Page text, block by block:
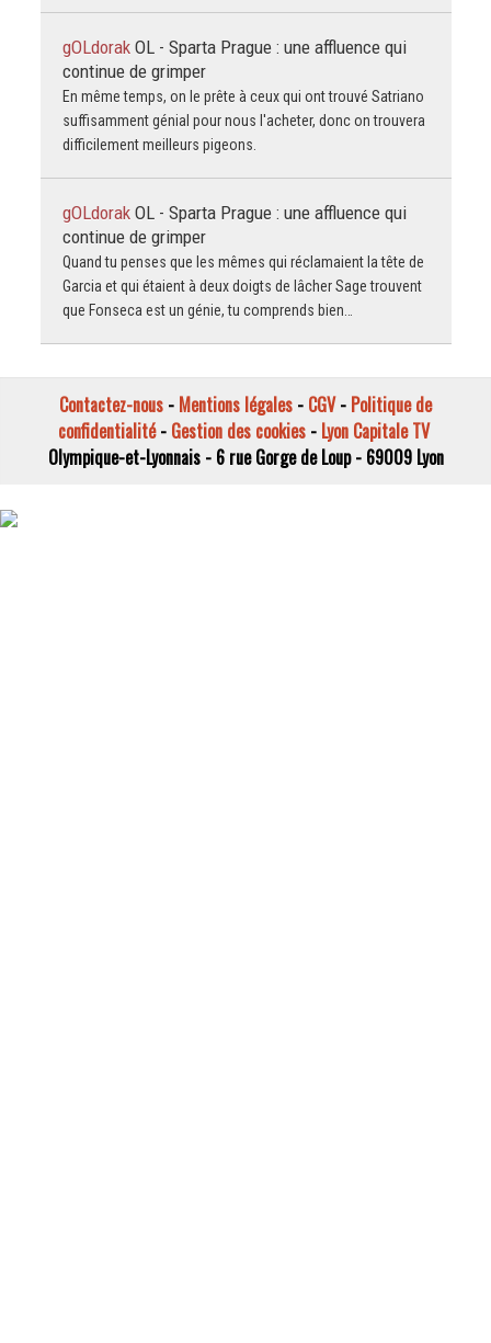
gOLdorak OL - Sparta Prague : une affluence qui
continue de grimper
En même temps, on le prête à ceux qui ont trouvé Satriano
suffisamment génial pour nous l'acheter, donc on trouvera
difficilement meilleurs pigeons.
gOLdorak OL - Sparta Prague : une affluence qui
continue de grimper
Quand tu penses que les mêmes qui réclamaient la tête de
Garcia et qui étaient à deux doigts de lâcher Sage trouvent
que Fonseca est un génie, tu comprends bien…
Contactez-nous - Mentions légales - CGV- Politique de
confidentialité- Gestion des cookies- Lyon Capitale TV
Olympique-et-Lyonnais - 6 rue Gorge de Loup - 69009 Lyon